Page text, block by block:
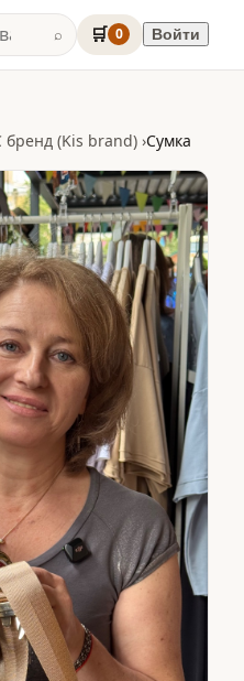
⌕ 🛒 0 Войти
бренд (Kis brand) Сумка